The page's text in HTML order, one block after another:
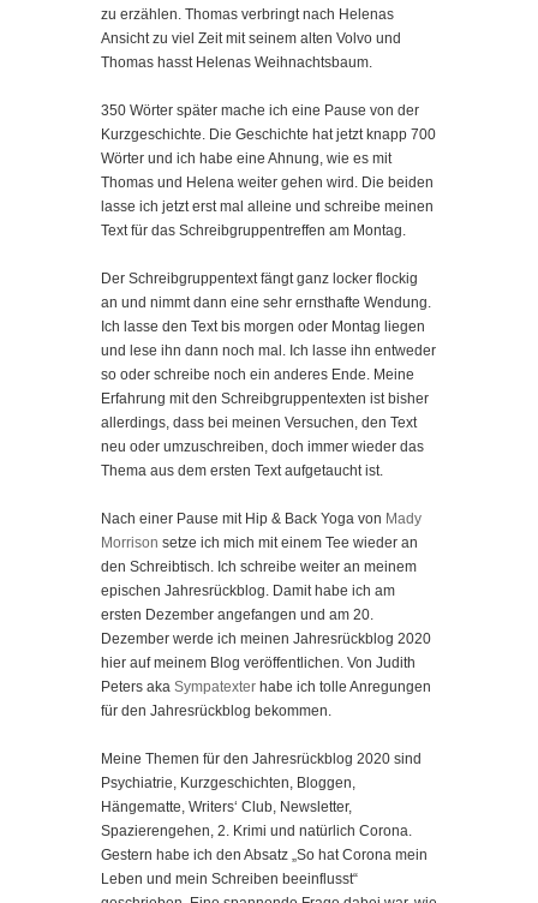
zu erzählen. Thomas verbringt nach Helenas
Ansicht zu viel Zeit mit seinem alten Volvo und
Thomas hasst Helenas Weihnachtsbaum.
350 Wörter später mache ich eine Pause von der
Kurzgeschichte. Die Geschichte hat jetzt knapp 700
Wörter und ich habe eine Ahnung, wie es mit
Thomas und Helena weiter gehen wird. Die beiden
lasse ich jetzt erst mal alleine und schreibe meinen
Text für das Schreibgruppentreffen am Montag.
Der Schreibgruppentext fängt ganz locker flockig
an und nimmt dann eine sehr ernsthafte Wendung.
Ich lasse den Text bis morgen oder Montag liegen
und lese ihn dann noch mal. Ich lasse ihn entweder
so oder schreibe noch ein anderes Ende. Meine
Erfahrung mit den Schreibgruppentexten ist bisher
allerdings, dass bei meinen Versuchen, den Text
neu oder umzuschreiben, doch immer wieder das
Thema aus dem ersten Text aufgetaucht ist.
Nach einer Pause mit Hip & Back Yoga von Mady
Morrison setze ich mich mit einem Tee wieder an
den Schreibtisch. Ich schreibe weiter an meinem
epischen Jahresrückblog. Damit habe ich am
ersten Dezember angefangen und am 20.
Dezember werde ich meinen Jahresrückblog 2020
hier auf meinem Blog veröffentlichen. Von Judith
Peters aka Sympatexter habe ich tolle Anregungen
für den Jahresrückblog bekommen.
Meine Themen für den Jahresrückblog 2020 sind
Psychiatrie, Kurzgeschichten, Bloggen,
Hängematte, Writers‘ Club, Newsletter,
Spazierengehen, 2. Krimi und natürlich Corona.
Gestern habe ich den Absatz „So hat Corona mein
Leben und mein Schreiben beeinflusst“